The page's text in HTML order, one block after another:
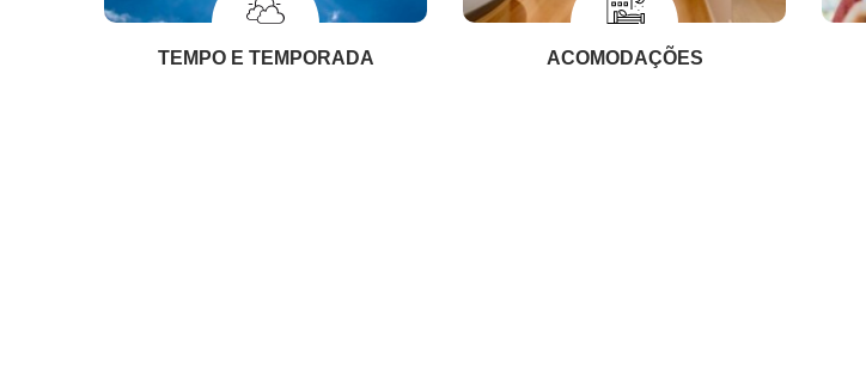
TEMPO E TEMPORADA ACOMODAÇÕES